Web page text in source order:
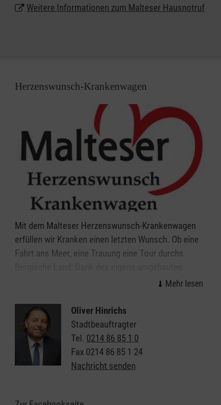
Malteser Hausnotruf in Leverkusen.
Unseren Hausnotruf-Dienst finden Sie ab sofort in
Hausnotrufzentrum
Malteser Hausnotrufzentrum
Oulustr. 3 51375 Leverkusen
Weitere Informationen zum Malteser Hausnotruf
Herzenswunsch-Krankenwagen
Mit dem Malteser Herzenswunsch-Krankenwagen
erfüllen wir Kranken einen letzten Wunsch. Ob eine
Fahrt ans Meer, eine Trauung eine Tour durchs
Krankenwagen können wir viele Ideen in die
Projekt lässt sich der Herzenswunsch-
Krankenwagen nun deutschlandweit finden. Dabei
finanziert der Herzenswunsch-Krankenwagen sich
ausschließlich aus Spenden.
Oliver Hinrichs
Stadtbeauftragter
Tel. 0214 86 85 1 0
Fax 0214 86 85 1 24
Nachricht senden